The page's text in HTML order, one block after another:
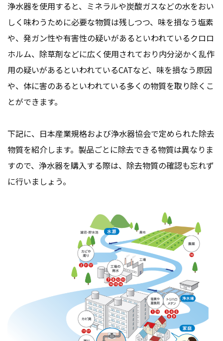
浄水器を使用すると、ミネラルや炭酸ガスなどの水をおい
しく味わうために必要な物質は残しつつ、味を損なう塩素
や、発ガン性や有害性の疑いがあるといわれているクロロ
ホルム、除草剤などに広く使用されており内分泌かく乱作
用の疑いがあるといわれているCATなど、味を損なう原因
や、体に害のあるといわれている多くの物質を取り除くこ
とができます。
下記に、日本産業規格および浄水器協会で定められた除去
物質を紹介します。製品ごとに除去できる物質は異なりま
すので、浄水器を購入する際は、除去物質の確認も忘れず
に行いましょう。